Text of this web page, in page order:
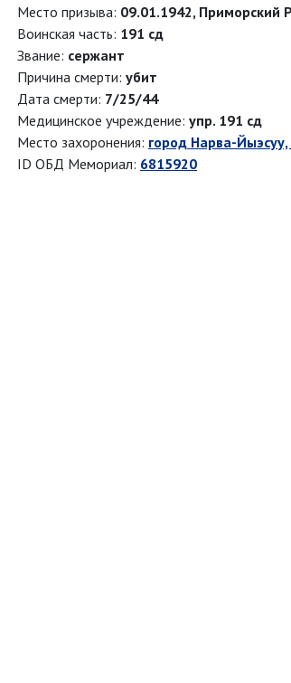
Место призыва: 09.01.1942, Приморский
Воинская часть: 191 сд
Звание: сержант
Причина смерти: убит
Дата смерти: 7/25/44
Медицинское учреждение: упр. 191 сд
Место захоронения: город Нарва-
ID ОБД Мемориал: 6815920